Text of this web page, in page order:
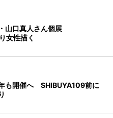
山口真人さん個展
女性描く
年も開催へ SHIBUYA109前に